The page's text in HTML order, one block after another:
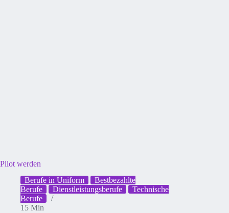
Pilot werden
Berufe in Uniform
Bestbezahlte
Berufe
Dienstleistungsberufe
Technische
Berufe
15 Min